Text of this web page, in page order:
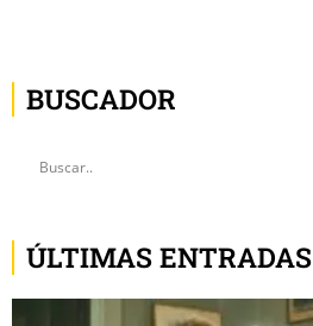
BUSCADOR
ÚLTIMAS ENTRADAS